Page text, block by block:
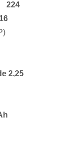
224
16
2,25